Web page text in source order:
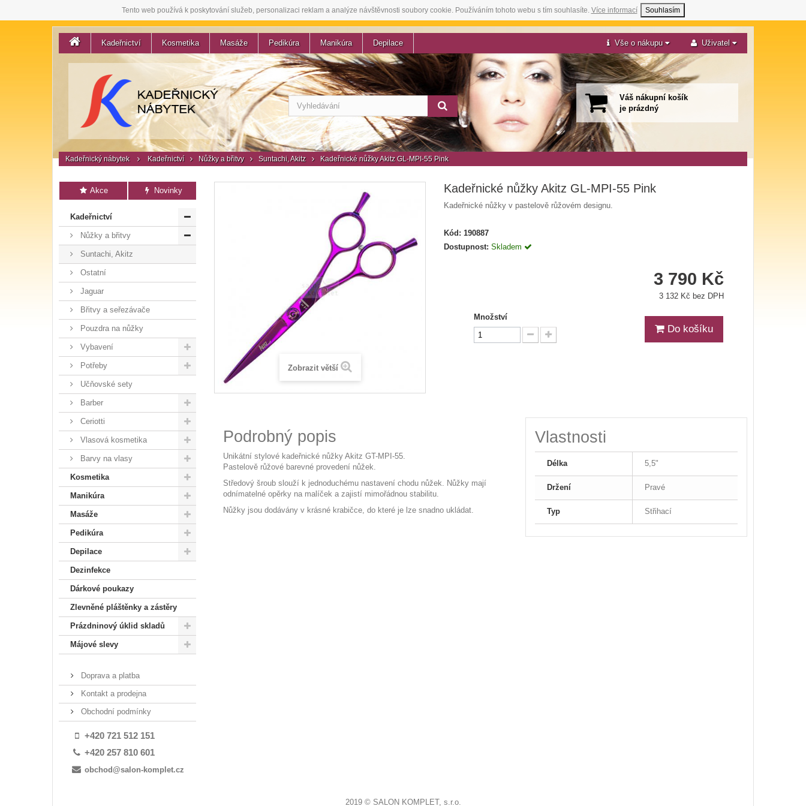
Tento web používá k poskytování služeb, personalizaci reklam a analýze návštěvnosti soubory cookie. Používáním tohoto webu s tím souhlasíte. Více informací Souhlasím
Kadeřnictví Kosmetika Masáže Pedikúra Manikúra Depilace Vše o nákupu Uživatel
Váš nákupní košík
je prázdný
Kadeřnický nábytek Kadeřnictví Nůžky a břitvy Suntachi, Akitz Kadeřnické nůžky Akitz GL-MPI-55 Pink
Akce Novinky
Kadeřnictví
Nůžky a břitvy
Suntachi, Akitz
Ostatní
Jaguar
Břitvy a seřezávače
Pouzdra na nůžky
Vybavení
Potřeby
Učňovské sety
Barber
Ceriotti
Vlasová kosmetika
Barvy na vlasy
Kosmetika
Manikúra
Masáže
Pedikúra
Depilace
Dezinfekce
Dárkové poukazy
Zlevněné pláštěnky a zástěry
Prázdninový úklid skladů
Májové slevy
Doprava a platba
Kontakt a prodejna
Obchodní podmínky
+420 721 512 151
+420 257 810 601
obchod@salon-komplet.cz
Zobrazit větší
Kadeřnické nůžky Akitz GL-MPI-55 Pink
Kadeřnické nůžky v pastelově růžovém designu.
Kód: 190887
Dostupnost: Skladem
3 790 Kč
3 132 Kč bez DPH
Množství
Do košíku
Podrobný popis
Unikátní stylové kadeřnické nůžky Akitz GT-MPI-55.
Pastelově růžové barevné provedení nůžek.
Středový šroub slouží k jednoduchému nastavení chodu nůžek. Nůžky mají
odnímatelné opěrky na malíček a zajistí mimořádnou stabilitu.
Nůžky jsou dodávány v krásné krabičce, do které je lze snadno ukládat.
Vlastnosti
Délka 5,5"
Držení Pravé
Typ Střihací
2019 © SALON KOMPLET, s.r.o.